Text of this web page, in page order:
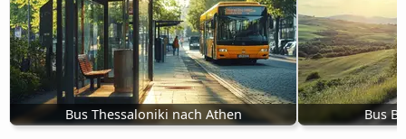
Bus Thessaloniki nach Athen Bus